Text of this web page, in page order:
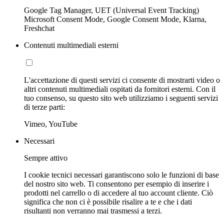
Google Tag Manager, UET (Universal Event Tracking)
Microsoft Consent Mode, Google Consent Mode, Klarna,
Freshchat
Contenuti multimediali esterni
L'accettazione di questi servizi ci consente di mostrarti video o
altri contenuti multimediali ospitati da fornitori esterni. Con il
tuo consenso, su questo sito web utilizziamo i seguenti servizi
di terze parti:
Vimeo, YouTube
Necessari
Sempre attivo
I cookie tecnici necessari garantiscono solo le funzioni di base
del nostro sito web. Ti consentono per esempio di inserire i
prodotti nel carrello o di accedere al tuo account cliente. Ciò
significa che non ci è possibile risalire a te e che i dati
risultanti non verranno mai trasmessi a terzi.